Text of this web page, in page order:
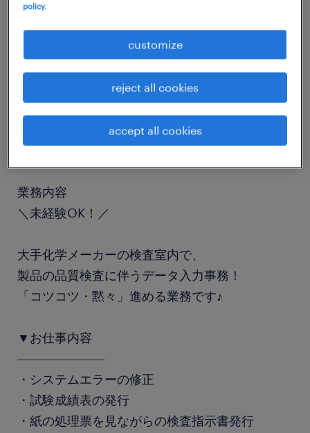
job details
データ入力・キーパンチャー
長期（3ヶ月以上）
業務内容
＼未経験OK！／
大手化学メーカーの検査室内で、
製品の品質検査に伴うデータ入力事務！
「コツコツ・黙々」進める業務です♪
▼お仕事内容
―――――――
・システムエラーの修正
・試験成績表の発行
・紙の処理票を見ながらの検査指示書発行
policy.
customize
reject all cookies
accept all cookies